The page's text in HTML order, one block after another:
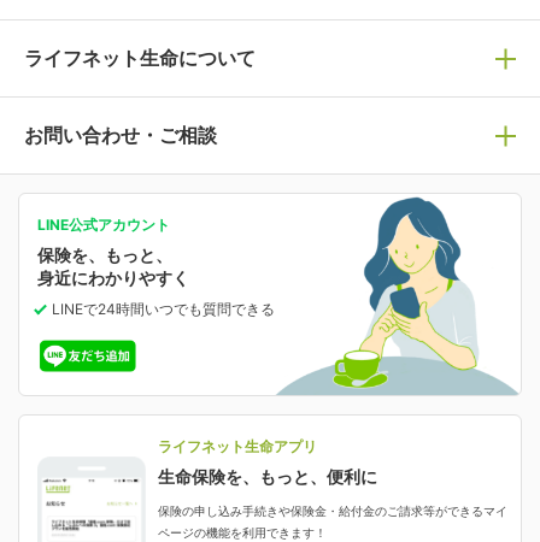
保険の基礎知識や選び方を解説！
人生のステージに必要な保険がわかる！
保険ジャンバラヤ
あなたの人生と保険選びのためのWebメディア
選ばれる理由・評判
ライフネット生命の特長
ライフネット生命が選ばれる理由がわかる！
評判・口コミ
ご契約者さまに聞きました！
申し込みガイド
万が一に備える
病気や手術に備える
がん保険
がんに備える
女性保険
女性特有の病気に備える
就業不能保険
就業不能状態に備える
認知症・MCIに備える
マイページログイン
ご契約内容の確認
お客さま情報の確認・変更
保険料の支払い方法の変更
中断したお申し込みの再開
お申し込み後の状況確認
減額・解約・追加契約の申し込み など
ご契約者さま向け各種お手続き・サービス
保険金・給付金のご請求
ライフネット生命について
ライフネット生命についてトップ
会社情報
業績・財務情報
保険金等の支払状況
採用情報
生命保険マニフェスト
お問い合わせ・ご相談
保険相談サービス
よくあるご質問
資料請求
LINE公式アカウント
保険を、もっと、
身近にわかりやすく
LINEで24時間いつでも質問できる
ライフネット生命アプリ
生命保険を、もっと、便利に
保険の申し込み手続きや保険金・給付金のご請求等ができるマイ
ページの機能を利用できます！